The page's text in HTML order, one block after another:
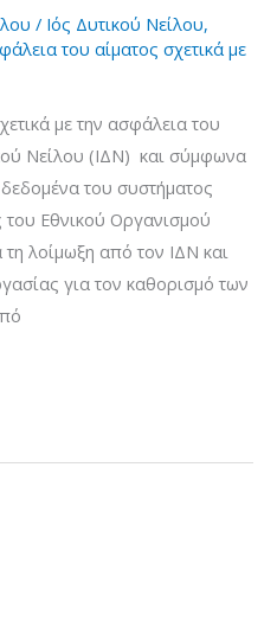
/ Ιός Δυτικού Νείλου,
του αίματος σχετικά με
με την ασφάλεια του
Νείλου (ΙΔΝ) και σύμφωνα
του συστήματος
του Εθνικού Οργανισμού
λοίμωξη από τον ΙΔΝ και
για τον καθορισμό των